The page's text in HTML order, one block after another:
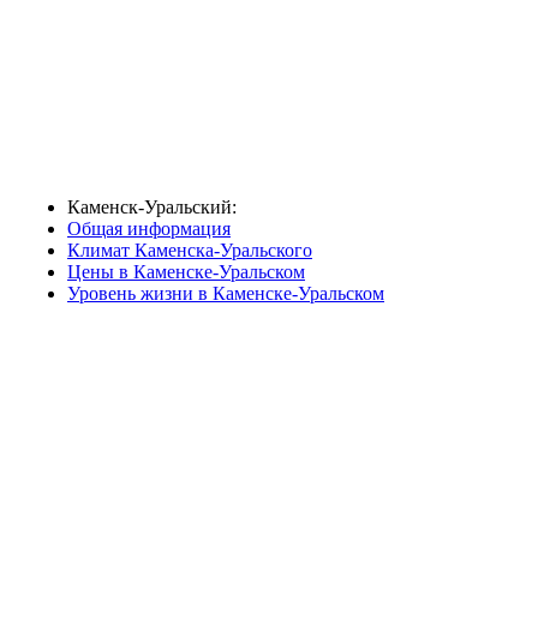
Каменск-Уральский:
Общая информация
Климат Каменска-Уральского
Цены в Каменске-Уральском
Уровень жизни в Каменске-Уральском